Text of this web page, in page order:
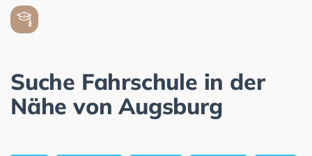
Suche Fahrschule in der
Nähe von Augsburg